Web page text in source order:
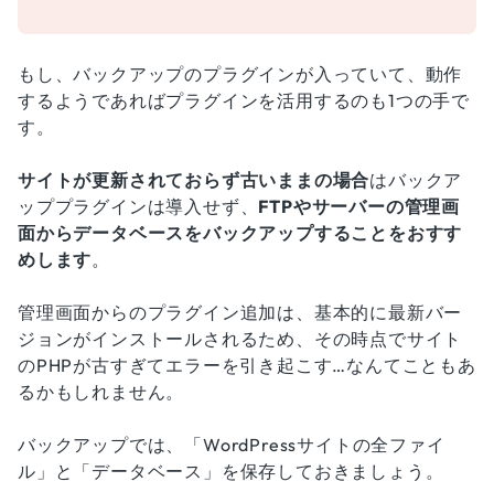
もし、バックアップのプラグインが入っていて、動作
するようであればプラグインを活用するのも1つの手で
す。
サイトが更新されておらず古いままの場合はバックア
ッププラグインは導入せず、 FTPやサーバーの管理画
面からデータベースをバックアップすることをおすす
めします。
管理画面からのプラグイン追加は、基本的に最新バー
ジョンがインストールされるため、その時点でサイト
のPHPが古すぎてエラーを引き起こす…なんてこともあ
るかもしれません。
バックアップでは、「WordPressサイトの全ファイ
ル」と「データベース」を保存しておきましょう。